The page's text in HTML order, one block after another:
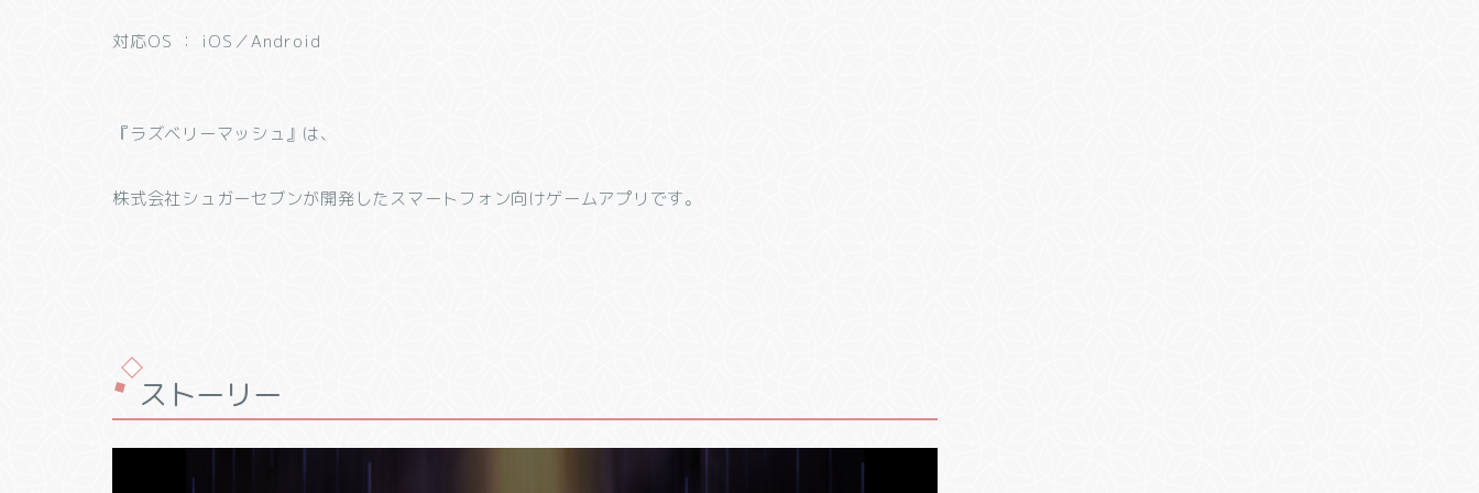
対応OS ： iOS／Android
『ラズベリーマッシュ』は、
株式会社シュガーセブンが開発したスマートフォン向けゲームアプリです。
ストーリー